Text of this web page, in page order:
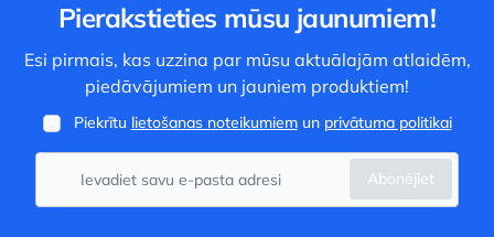
Pierakstieties mūsu jaunumiem!
Esi pirmais, kas uzzina par mūsu aktuālajām atlaidēm,
piedāvājumiem un jauniem produktiem!
Piekrītu lietošanas noteikumiemun privātuma politikai
Abonējiet